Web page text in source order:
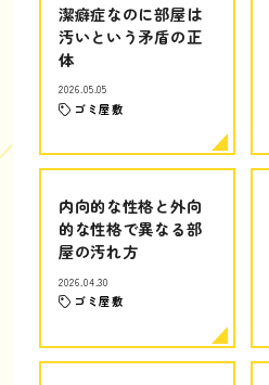
潔癖症なのに部屋は
汚いという矛盾の正
体
2026.05.05
ゴミ屋敷
内向的な性格と外向
的な性格で異なる部
屋の汚れ方
2026.04.30
ゴミ屋敷